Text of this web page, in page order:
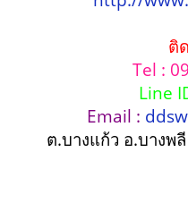
ติ
Tel :
Line
Email :
ต.บางแก้ว อ.บางพ